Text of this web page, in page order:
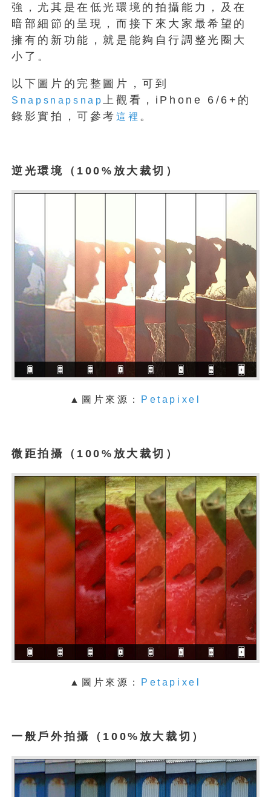
強，尤其是在低光環境的拍攝能力，及在
暗部細節的呈現，而接下來大家最希望的
擁有的新功能，就是能夠自行調整光圈大
小了。
以下圖片的完整圖片，可到
Snapsnapsnap
上觀看，iPhone 6/6+的
錄影實拍，可參考 這裡 。
逆光環境（100%放大裁切）
▲圖片來源： Petapixel
微距拍攝 （100%放大裁切）
▲圖片來源： Petapixel
一般戶外拍攝 （100%放大裁切）